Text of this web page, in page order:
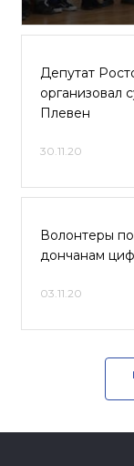
Депутат
организовал
Плевен
30.11.20
Волонтеры
дончанам
03.11.20